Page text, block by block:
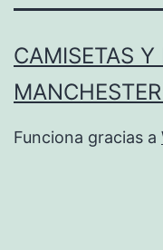
CAMISETAS Y
Funciona gracias a